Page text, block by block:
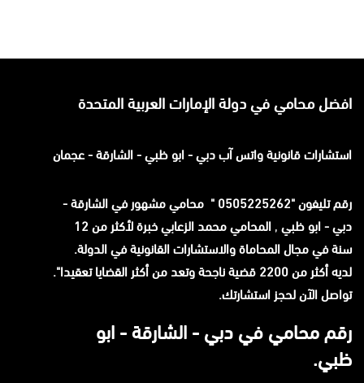
افضل محامي في دولة الإمارات العربية المتحدة
استشارات قانونيةواتس آبدبي - ابو ظبي - الشارقة - عجمان
رقم تليفون "0505225262 " محامي مشهور في الشارقة -
دبي - ابو ظبي ,
المحامي محمد الزعابي خبرة لأكثر من 12
سنة في مجال المحاماة والاستشارات القانونية في الدولة.
لديه أكثر من 2200 قضية ناجحة وتعد من أكثر القضايا تعقيدا".
تواصل الآن لحجز استشارتك.
رقم محامي في دبي - الشارقة - ابو
ظبي.